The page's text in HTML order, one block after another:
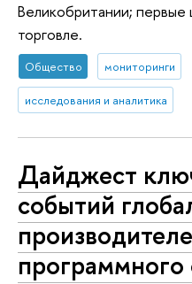
Великобритании;
торговле.
Общество мониторинги
исследования и аналитика
Дайджест
событий
программного